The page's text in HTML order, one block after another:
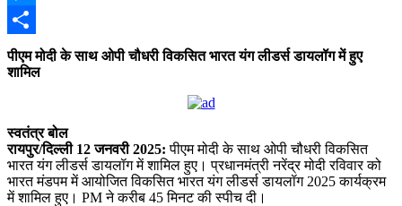
Messenger
Share
पीएम मोदी के साथ ओपी चौधरी विकसित भारत यंग लीडर्स डायलॉग में हुए
शामिल
स्वतंत्र बोल
रायपुर/दिल्ली 12 जनवरी 2025: पीएम मोदी के साथ ओपी चौधरी विकसित
भारत यंग लीडर्स डायलॉग में शामिल हुए। प्रधानमंत्री नरेंद्र मोदी रविवार को
भारत मंडपम में आयोजित विकसित भारत यंग लीडर्स डायलॉग 2025 कार्यक्रम
में शामिल हुए। PM ने करीब 45 मिनट की स्पीच दी।